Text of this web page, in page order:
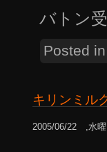
バトン
Posted
キリンミル
2005/06/22 ,水